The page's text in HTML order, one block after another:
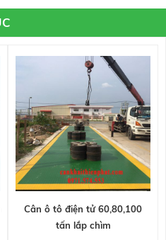
Cân ô tô điện tử 60,80,100
tấn lắp chìm